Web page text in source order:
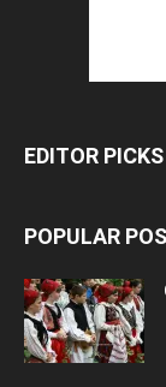
EDITOR PICKS
POPULAR